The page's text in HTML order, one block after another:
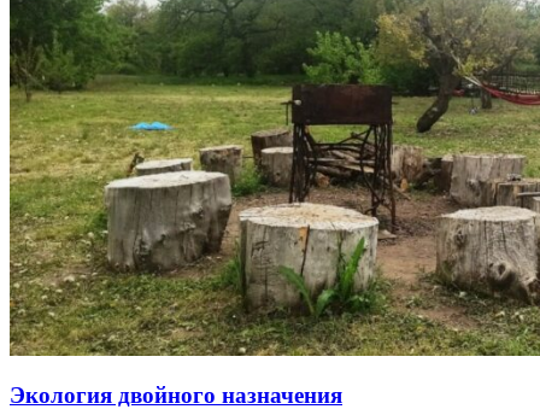
Экология двойного назначения